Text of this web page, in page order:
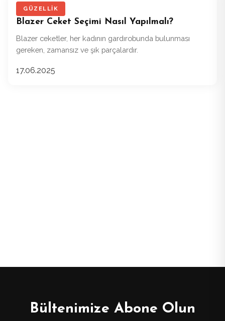
GÜZELLIK
Blazer Ceket Seçimi Nasıl Yapılmalı?
Blazer ceketler, her kadının gardırobunda bulunması
gereken, zamansız ve şık parçalardır.
17.06.2025
Bültenimize Abone Olun